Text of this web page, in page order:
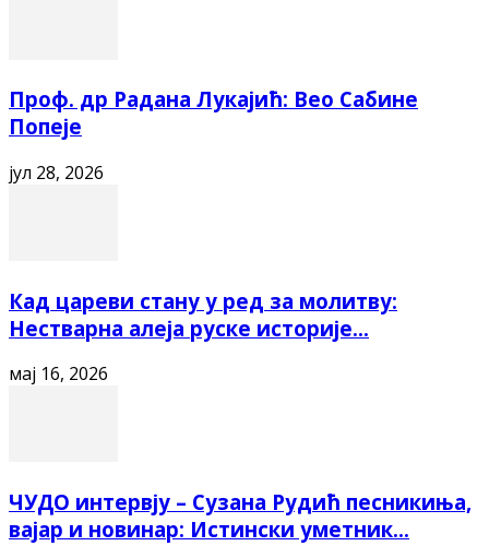
Проф. др Радана Лукајић: Вео Сабине
Попеје
јул 28, 2026
Кад цареви стану у ред за молитву:
Нестварна алеја руске историје...
мај 16, 2026
ЧУДО интервју – Сузана Рудић песникиња,
вајар и новинар: Истински уметник...